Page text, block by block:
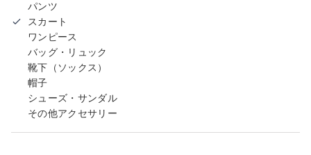
パンツ
スカート
ワンピース
バッグ・リュック
靴下（ソックス）
帽子
シューズ・サンダル
その他アクセサリー